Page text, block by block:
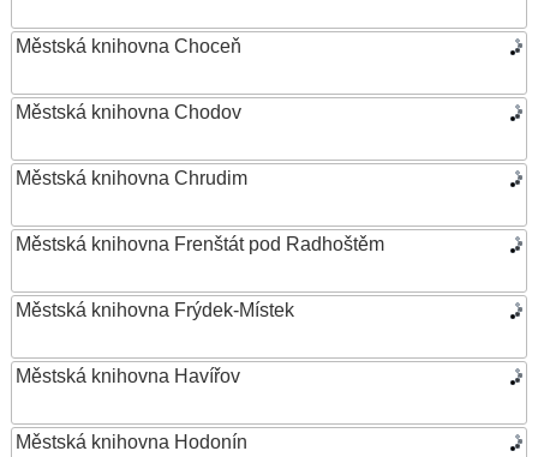
Městská knihovna Choceň
Městská knihovna Chodov
Městská knihovna Chrudim
Městská knihovna Frenštát pod Radhoštěm
Městská knihovna Frýdek-Místek
Městská knihovna Havířov
Městská knihovna Hodonín